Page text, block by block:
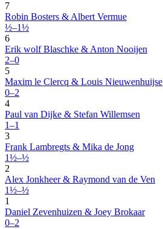
7
Robin Bosters & Albert Vermue
½–1½
6
Erik wolf Blaschke & Anton Nooijen
2–0
5
Maxim le Clercq & Louis Nieuwenhuijse
0–2
4
Paul van Dijke & Stefan Willemsen
1–1
3
Frank Lambregts & Mika de Jong
1½–½
2
Alex Jonkheer & Raymond van de Ven
1½–½
1
Daniel Zevenhuizen & Joey Brokaar
0–2